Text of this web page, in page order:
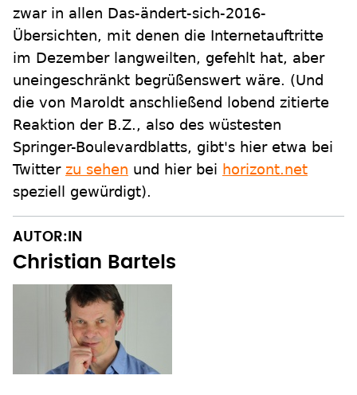
zwar in allen Das-ändert-sich-2016-
Übersichten, mit denen die Internetauftritte
im Dezember langweilten, gefehlt hat, aber
uneingeschränkt begrüßenswert wäre. (Und
die von Maroldt anschließend lobend zitierte
Reaktion der B.Z., also des wüstesten
Springer-Boulevardblatts, gibt's hier etwa bei
Twitter zu sehen und hier bei horizont.net
speziell gewürdigt).
AUTOR:IN
Christian Bartels